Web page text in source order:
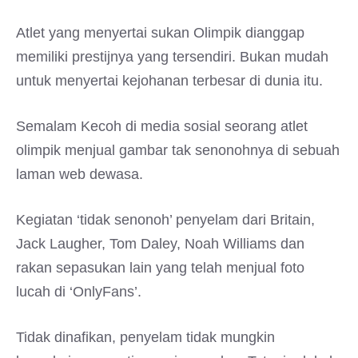
Atlet yang menyertai sukan Olimpik dianggap
memiliki prestijnya yang tersendiri. Bukan mudah
untuk menyertai kejohanan terbesar di dunia itu.
Semalam Kecoh di media sosial seorang atlet
olimpik menjual gambar tak senonohnya di sebuah
laman web dewasa.
Kegiatan ‘tidak senonoh’ penyelam dari Britain,
Jack Laugher, Tom Daley, Noah Williams dan
rakan sepasukan lain yang telah menjual foto
lucah di ‘OnlyFans’.
Tidak dinafikan, penyelam tidak mungkin